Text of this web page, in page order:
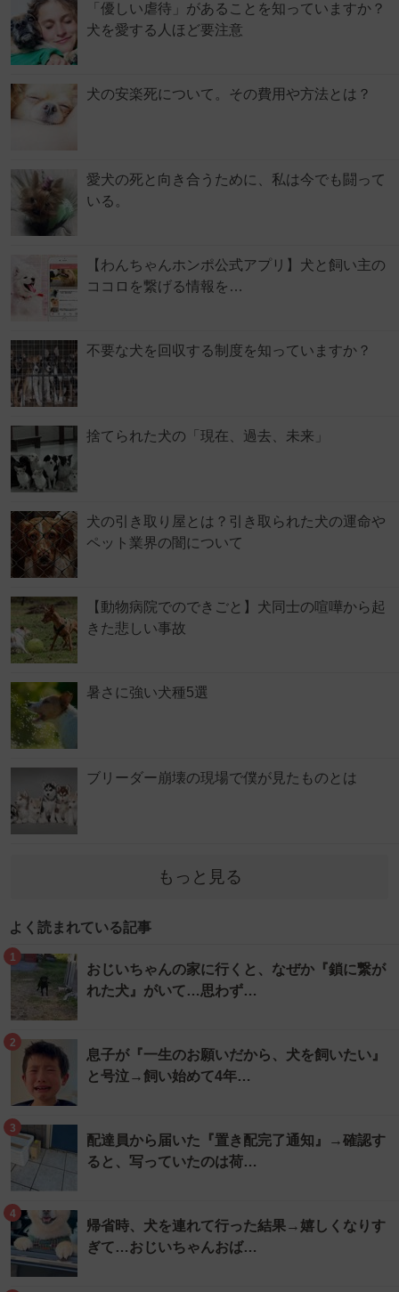
「優しい虐待」があることを知っていますか？
犬を愛する人ほど要注意
犬の安楽死について。その費用や方法とは？
愛犬の死と向き合うために、私は今でも闘って
いる。
【わんちゃんホンポ公式アプリ】犬と飼い主の
ココロを繋げる情報を…
不要な犬を回収する制度を知っていますか？
捨てられた犬の「現在、過去、未来」
犬の引き取り屋とは？引き取られた犬の運命や
ペット業界の闇について
【動物病院でのできごと】犬同士の喧嘩から起
きた悲しい事故
暑さに強い犬種5選
ブリーダー崩壊の現場で僕が見たものとは
もっと見る
よく読まれている記事
1
おじいちゃんの家に行くと、なぜか『鎖に繋が
れた犬』がいて…思わず…
2
息子が『一生のお願いだから、犬を飼いたい』
と号泣→飼い始めて4年…
3
配達員から届いた『置き配完了通知』→確認す
ると、写っていたのは荷…
4
帰省時、犬を連れて行った結果→嬉しくなりす
ぎて…おじいちゃんおば…